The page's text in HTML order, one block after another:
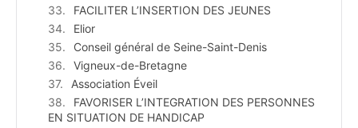
FACILITER L’INSERTION DES JEUNES
Elior
Conseil général de Seine-Saint-Denis
Vigneux-de-Bretagne
Association Éveil
FAVORISER L’INTEGRATION DES PERSONNES
EN SITUATION DE HANDICAP